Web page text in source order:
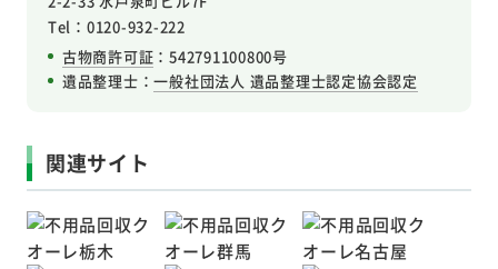
Tel：0120-932-222
古物商許可証 ：542791100800号
遺品整理士：一般社団法人 遺品整理士認定協会認定
関連サイト